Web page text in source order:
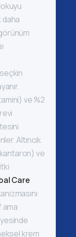
daha
ve %2
Altıncık
kantaron) ve
Care
ama
krem